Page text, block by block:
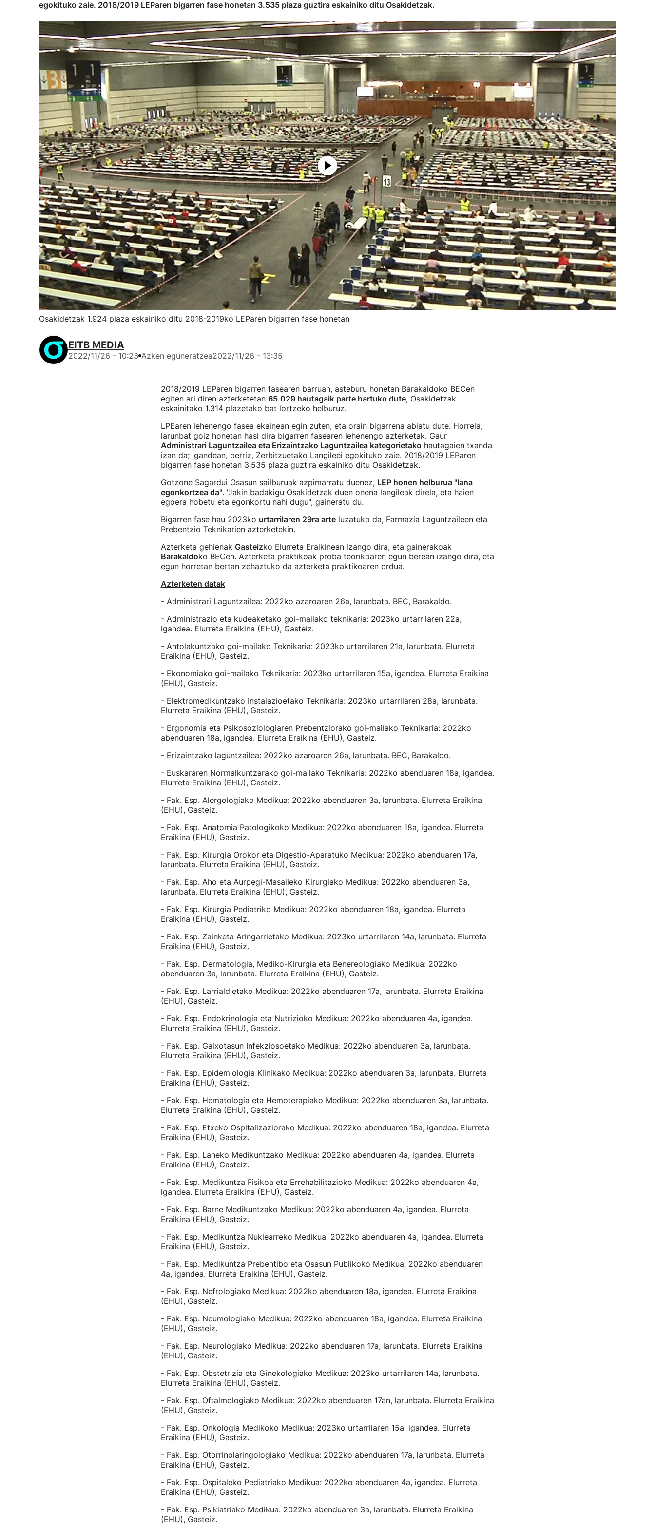
egokituko zaie. 2018/2019 LEParen bigarren fase honetan 3.535 plaza guztira eskainiko ditu Osakidetzak.
Osakidetzak 1.924 plaza eskainiko ditu 2018-2019ko LEParen bigarren fase honetan
EITB MEDIA
2022/11/26 - 10:23 Azken eguneratzea2022/11/26 - 13:35
2018/2019 LEParen bigarren fasearen barruan, asteburu honetan Barakaldoko BECen
egiten ari diren azterketetan 65.029 hautagaik parte hartuko dute, Osakidetzak
eskainitako 1.314 plazetako bat lortzeko helburuz.
LPEaren lehenengo fasea ekainean egin zuten, eta orain bigarrena abiatu dute. Horrela,
larunbat goiz honetan hasi dira bigarren fasearen lehenengo azterketak. Gaur
Administrari Laguntzailea eta Erizaintzako Laguntzailea kategorietako hautagaien txanda
izan da; igandean, berriz, Zerbitzuetako Langileei egokituko zaie. 2018/2019 LEParen
bigarren fase honetan 3.535 plaza guztira eskainiko ditu Osakidetzak.
Gotzone Sagardui Osasun sailburuak azpimarratu duenez, LEP honen helburua "lana
egonkortzea da". "Jakin badakigu Osakidetzak duen onena langileak direla, eta haien
egoera hobetu eta egonkortu nahi dugu", gaineratu du.
Bigarren fase hau 2023ko urtarrilaren 29ra arteluzatuko da, Farmazia Laguntzaileen eta
Prebentzio Teknikarien azterketekin.
Azterketa gehienak Gasteizko Elurreta Eraikinean izango dira, eta gainerakoak
Barakaldoko BECen. Azterketa praktikoak proba teorikoaren egun berean izango dira, eta
egun horretan bertan zehaztuko da azterketa praktikoaren ordua.
Azterketen datak
- Administrari Laguntzailea: 2022ko azaroaren 26a, larunbata. BEC, Barakaldo.
- Administrazio eta kudeaketako goi-mailako teknikaria: 2023ko urtarrilaren 22a,
igandea. Elurreta Eraikina (EHU), Gasteiz.
- Antolakuntzako goi-mailako Teknikaria: 2023ko urtarrilaren 21a, larunbata. Elurreta
Eraikina (EHU), Gasteiz.
- Ekonomiako goi-mailako Teknikaria: 2023ko urtarrilaren 15a, igandea. Elurreta Eraikina
(EHU), Gasteiz.
- Elektromedikuntzako Instalazioetako Teknikaria: 2023ko urtarrilaren 28a, larunbata.
Elurreta Eraikina (EHU), Gasteiz.
- Ergonomia eta Psikosoziologiaren Prebentziorako goi-mailako Teknikaria: 2022ko
abenduaren 18a, igandea. Elurreta Eraikina (EHU), Gasteiz.
- Erizaintzako laguntzailea: 2022ko azaroaren 26a, larunbata. BEC, Barakaldo.
- Euskararen Normalkuntzarako goi-mailako Teknikaria: 2022ko abenduaren 18a, igandea.
Elurreta Eraikina (EHU), Gasteiz.
- Fak. Esp. Alergologiako Medikua: 2022ko abenduaren 3a, larunbata. Elurreta Eraikina
(EHU), Gasteiz.
- Fak. Esp. Anatomia Patologikoko Medikua: 2022ko abenduaren 18a, igandea. Elurreta
Eraikina (EHU), Gasteiz.
- Fak. Esp. Kirurgia Orokor eta Digestio-Aparatuko Medikua: 2022ko abenduaren 17a,
larunbata. Elurreta Eraikina (EHU), Gasteiz.
- Fak. Esp. Aho eta Aurpegi-Masaileko Kirurgiako Medikua: 2022ko abenduaren 3a,
larunbata. Elurreta Eraikina (EHU), Gasteiz.
- Fak. Esp. Kirurgia Pediatriko Medikua: 2022ko abenduaren 18a, igandea. Elurreta
Eraikina (EHU), Gasteiz.
- Fak. Esp. Zainketa Aringarrietako Medikua: 2023ko urtarrilaren 14a, larunbata. Elurreta
Eraikina (EHU), Gasteiz.
- Fak. Esp. Dermatologia, Mediko-Kirurgia eta Benereologiako Medikua: 2022ko
abenduaren 3a, larunbata. Elurreta Eraikina (EHU), Gasteiz.
- Fak. Esp. Larrialdietako Medikua: 2022ko abenduaren 17a, larunbata. Elurreta Eraikina
(EHU), Gasteiz.
- Fak. Esp. Endokrinologia eta Nutrizioko Medikua: 2022ko abenduaren 4a, igandea.
Elurreta Eraikina (EHU), Gasteiz.
- Fak. Esp. Gaixotasun Infekziosoetako Medikua: 2022ko abenduaren 3a, larunbata.
Elurreta Eraikina (EHU), Gasteiz.
- Fak. Esp. Epidemiologia Klinikako Medikua: 2022ko abenduaren 3a, larunbata. Elurreta
Eraikina (EHU), Gasteiz.
- Fak. Esp. Hematologia eta Hemoterapiako Medikua: 2022ko abenduaren 3a, larunbata.
Elurreta Eraikina (EHU), Gasteiz.
- Fak. Esp. Etxeko Ospitalizaziorako Medikua: 2022ko abenduaren 18a, igandea. Elurreta
Eraikina (EHU), Gasteiz.
- Fak. Esp. Laneko Medikuntzako Medikua: 2022ko abenduaren 4a, igandea. Elurreta
Eraikina (EHU), Gasteiz.
- Fak. Esp. Medikuntza Fisikoa eta Errehabilitazioko Medikua: 2022ko abenduaren 4a,
igandea. Elurreta Eraikina (EHU), Gasteiz.
- Fak. Esp. Barne Medikuntzako Medikua: 2022ko abenduaren 4a, igandea. Elurreta
Eraikina (EHU), Gasteiz.
- Fak. Esp. Medikuntza Nuklearreko Medikua: 2022ko abenduaren 4a, igandea. Elurreta
Eraikina (EHU), Gasteiz.
- Fak. Esp. Medikuntza Prebentibo eta Osasun Publikoko Medikua: 2022ko abenduaren
4a, igandea. Elurreta Eraikina (EHU), Gasteiz.
- Fak. Esp. Nefrologiako Medikua: 2022ko abenduaren 18a, igandea. Elurreta Eraikina
(EHU), Gasteiz.
- Fak. Esp. Neumologiako Medikua: 2022ko abenduaren 18a, igandea. Elurreta Eraikina
(EHU), Gasteiz.
- Fak. Esp. Neurologiako Medikua: 2022ko abenduaren 17a, larunbata. Elurreta Eraikina
(EHU), Gasteiz.
- Fak. Esp. Obstetrizia eta Ginekologiako Medikua: 2023ko urtarrilaren 14a, larunbata.
Elurreta Eraikina (EHU), Gasteiz.
- Fak. Esp. Oftalmologiako Medikua: 2022ko abenduaren 17an, larunbata. Elurreta Eraikina
(EHU), Gasteiz.
- Fak. Esp. Onkologia Medikoko Medikua: 2023ko urtarrilaren 15a, igandea. Elurreta
Eraikina (EHU), Gasteiz.
- Fak. Esp. Otorrinolaringologiako Medikua: 2022ko abenduaren 17a, larunbata. Elurreta
Eraikina (EHU), Gasteiz.
- Fak. Esp. Ospitaleko Pediatriako Medikua: 2022ko abenduaren 4a, igandea. Elurreta
Eraikina (EHU), Gasteiz.
- Fak. Esp. Psikiatriako Medikua: 2022ko abenduaren 3a, larunbata. Elurreta Eraikina
(EHU), Gasteiz.